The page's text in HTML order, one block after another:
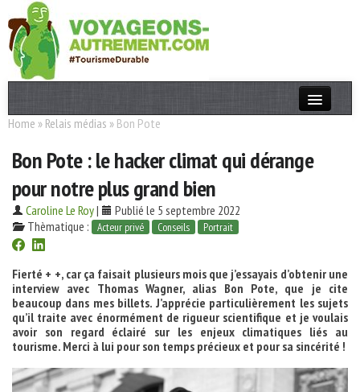
Actualités
T. Responsable
Destinations
Acteurs
Thèmes
OK
Home » Relais médias » Bon Pote
Bon Pote : le hacker climat qui dérange
pour notre plus grand bien
Caroline Le Roy|
Publié le 5 septembre 2022
Thèmatique :
Acteur privé Conseils Portrait
Fierté + +, car ça faisait plusieurs mois que j’essayais d’obtenir une
interview avec Thomas Wagner, alias Bon Pote, que je cite
beaucoup dans mes billets. J’apprécie particulièrement les sujets
qu’il traite avec énormément de rigueur scientifique et je voulais
avoir son regard éclairé sur les enjeux climatiques liés au
tourisme. Merci à lui pour son temps précieux et pour sa sincérité !